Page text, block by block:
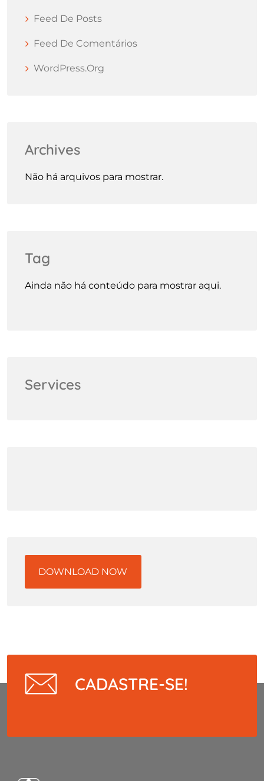
Feed De Posts
Feed De Comentários
WordPress.org
Archives
Não há arquivos para mostrar.
Tag
Ainda não há conteúdo para mostrar aqui.
Services
DOWNLOAD NOW
CADASTRE-SE!